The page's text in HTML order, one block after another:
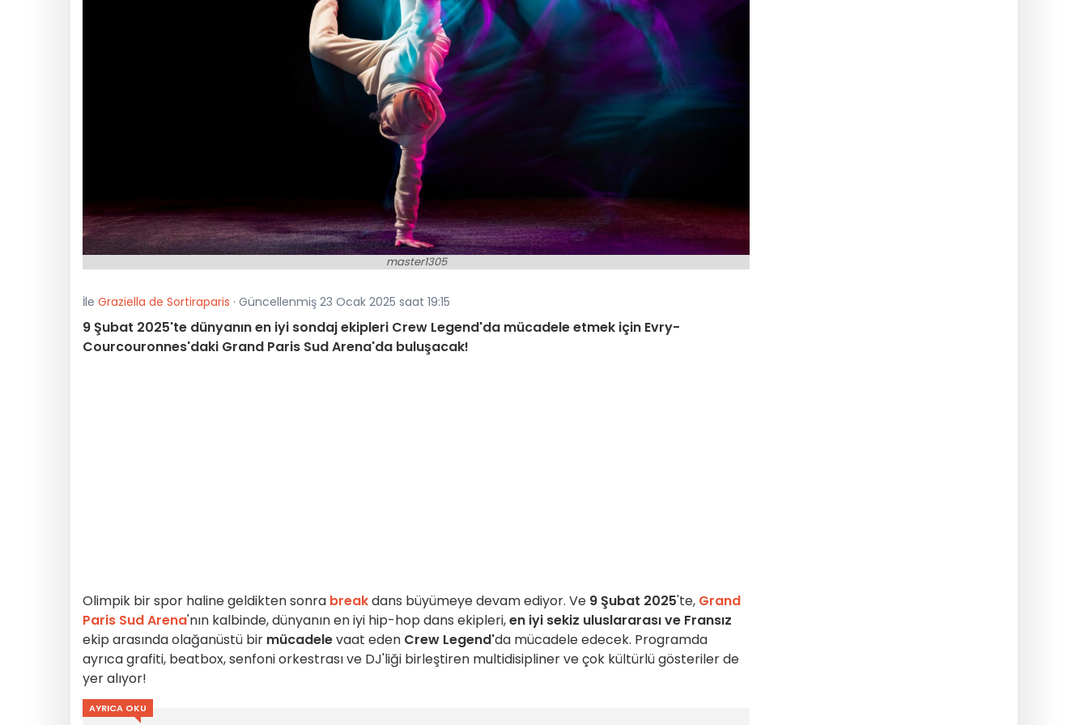
master1305
İle Graziella de Sortiraparis · Güncellenmiş 23 Ocak 2025 saat 19:15
9 Şubat 2025'te dünyanın en iyi sondaj ekipleri Crew Legend'da mücadele etmek için Evry-
Courcouronnes'daki Grand Paris Sud Arena'da buluşacak!
Olimpik bir spor haline geldikten sonra breakdans büyümeye devam ediyor. Ve 9 Şubat 2025'te, Grand
Paris Sud Arena'nın kalbinde, dünyanın en iyi hip-hop dans ekipleri,en iyi sekiz uluslararası ve Fransız
ekip arasında olağanüstü bir mücadelevaat eden Crew Legend'da mücadele edecek. Programda
ayrıca grafiti, beatbox, senfoni orkestrası ve DJ'liği birleştiren multidisipliner ve çok kültürlü gösteriler de
yer alıyor!
AYRICA OKU